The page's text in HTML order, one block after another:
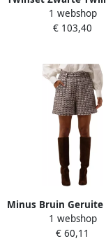
met Gouden Logo
Dames
1 webshop
€ 103,40
Minus Bruin Geruite
Shorts Brown
1 webshop
€ 60,11